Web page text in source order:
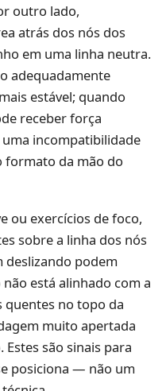
outro lado,
atrás dos nós dos
em uma linha neutra.
adequadamente
estável; quando
receber força
incompatibilidade
formato da mão do
ou exercícios de foco,
sobre a linha dos nós
deslizando podem
está alinhado com a
quentes no topo da
muito apertada
são sinais para
posiciona — não um